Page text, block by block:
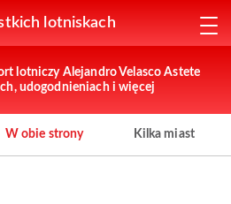
lotniskach
lotniczy Alejandro Velasco Astete
udogodnieniach i więcej
W obie strony Kilka miast